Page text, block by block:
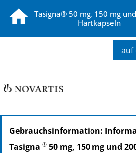
Tasigna® 50 mg, 150 mg
Hartkapseln
auf
PZN: 07388697
PPN: 110738869727
NTIN: 04150073886974
Gebrauchsinformation:
Tasigna ® 50 mg, 150 mg und